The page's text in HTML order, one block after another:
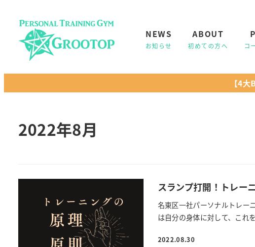
NEWS ABOUT
【4
2022年8月
スランプ打開！トレー
名東区一社パーソナルトレー
は自分の身体に対して、これ
2022.08.30